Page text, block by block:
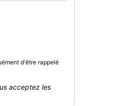
d'être rappelé
acceptez les